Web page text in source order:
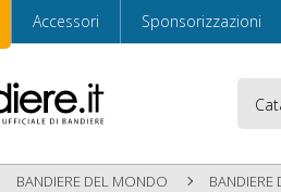
Accessori Sponsorizzazioni
BANDIERE DEL MONDO